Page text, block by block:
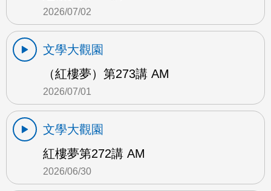
2026/07/02
文學大觀園
（紅樓夢）第273講 AM
2026/07/01
文學大觀園
紅樓夢第272講 AM
2026/06/30